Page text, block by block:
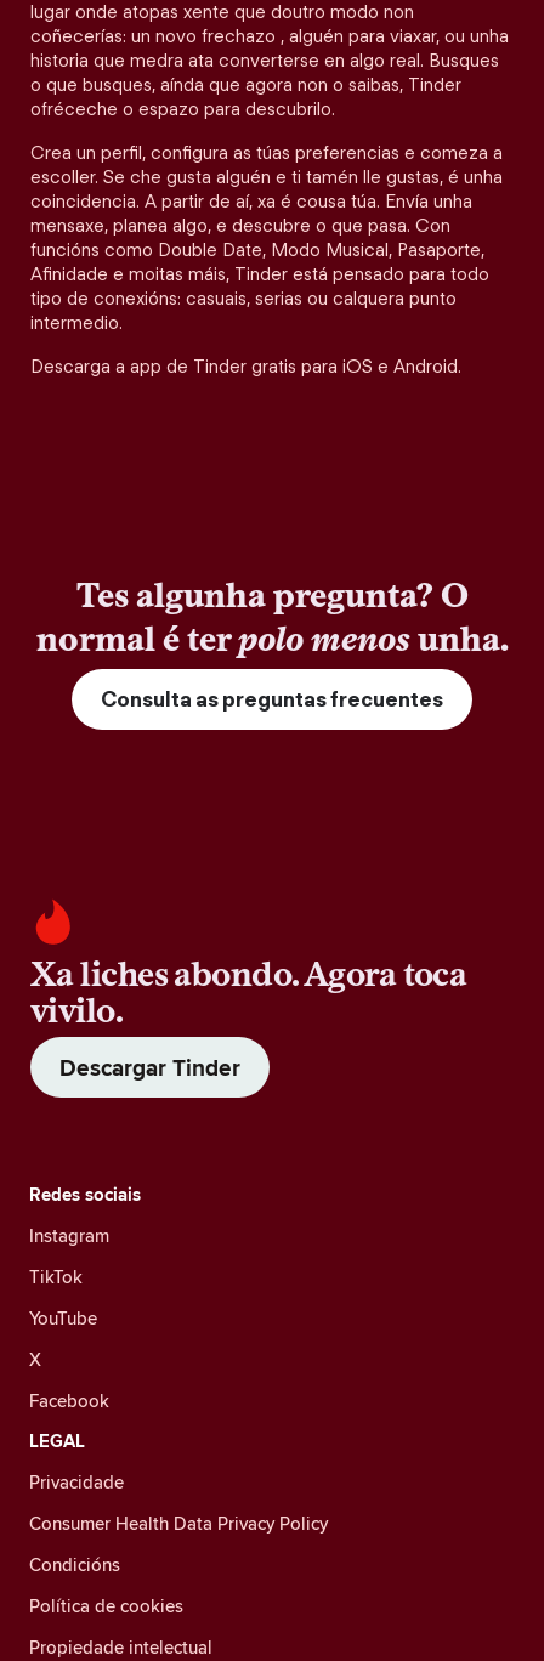
lugar onde atopas xente que doutro modo non
coñecerías: un novo frechazo , alguén para viaxar, ou unha
historia que medra ata converterse en algo real. Busques
o que busques, aínda que agora non o saibas, Tinder
ofréceche o espazo para descubrilo.
Crea un perfil, configura as túas preferencias e comeza a
escoller. Se che gusta alguén e ti tamén lle gustas, é unha
coincidencia. A partir de aí, xa é cousa túa. Envía unha
mensaxe, planea algo, e descubre o que pasa. Con
funcións como Double Date, Modo Musical, Pasaporte,
Afinidade e moitas máis, Tinder está pensado para todo
tipo de conexións: casuais, serias ou calquera punto
intermedio.
Descarga a app de Tinder gratis para iOS e Android.
Tes algunha pregunta? O
normal é terpolo menosunha.
Consulta as preguntas frecuentes
Xa liches abondo. Agora toca
vivilo.
Descargar Tinder
Redes sociais
Instagram
TikTok
YouTube
X
Facebook
LEGAL
Privacidade
Consumer Health Data Privacy Policy
Condicións
Política de cookies
Propiedade intelectual